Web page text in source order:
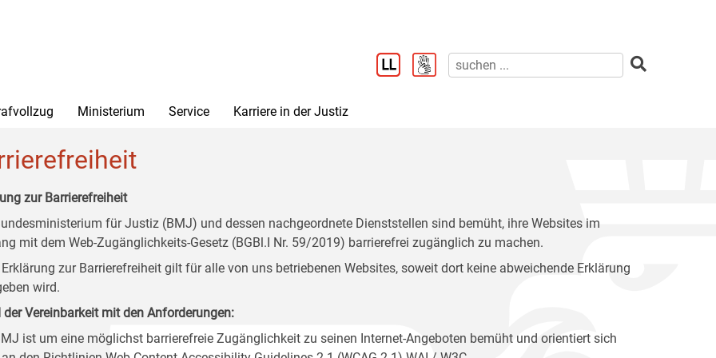
Ministerium Service Karriere in der Justiz
zur Barrierefreiheit
für Justiz (BMJ) und dessen nachgeordnete Dienststellen sind bemüht, ihre Websites im
mit dem Web-Zugänglichkeits-Gesetz (BGBl.I Nr. 59/2019) barrierefrei zugänglich zu machen.
Erklärung zur Barrierefreiheit gilt für alle von uns betriebenen Websites, soweit dort keine abweichende Erklärung
wird.
der Vereinbarkeit mit den Anforderungen:
ist um eine möglichst barrierefreie Zugänglichkeit zu seinen Internet-Angeboten bemüht und orientiert sich